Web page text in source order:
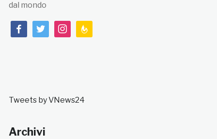
dal mondo
facebooktwitterinstagramfeedburner
Tweets by VNews24
Archivi